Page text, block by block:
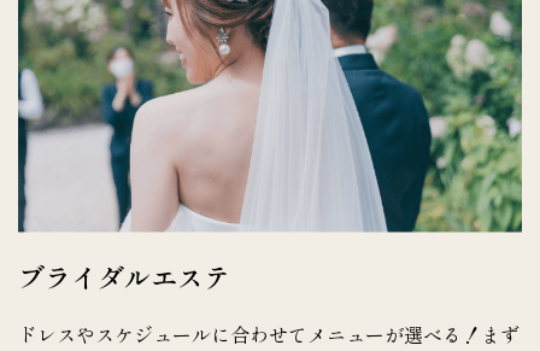
ブライダルエステ
ドレスやスケジュールに合わせてメニューが選べる！まず